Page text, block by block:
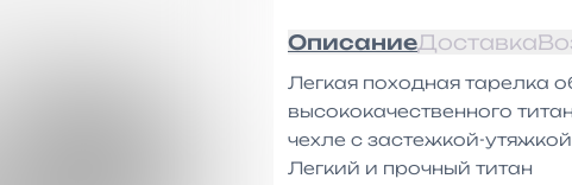
ОписаниеДоставка
Легкая походная тарелка
высококачественного
чехле с застежкой-
Легкий и прочный титан